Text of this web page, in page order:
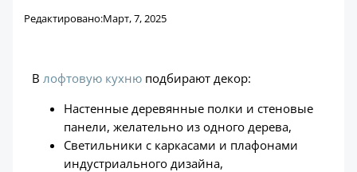
Редактировано:Март, 7, 2025
Влофтовую кухню подбирают декор:
Настенные деревянные полки и стеновые
панели, желательно из одного дерева,
Светильники с каркасами и плафонами
индустриального дизайна,